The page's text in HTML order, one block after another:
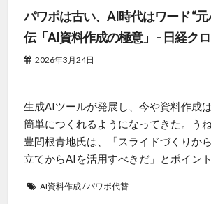
パワポは古い、AI時代はワード “
伝「AI資料作成の極意」 – 日経ク
2026年3月24日
生成AIツールが発展し、今や資料作成
簡単につくれるようになってきた。う
豊間根青地氏は、「スライドづくりか
立てからAIを活用すべきだ」とポイン
AI資料作成/パワポ代替